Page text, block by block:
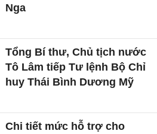
Nga
Tổng Bí thư, Chủ tịch nước
Tô Lâm tiếp Tư lệnh Bộ Chỉ
huy Thái Bình Dương Mỹ
Chi tiết mức hỗ trợ cho